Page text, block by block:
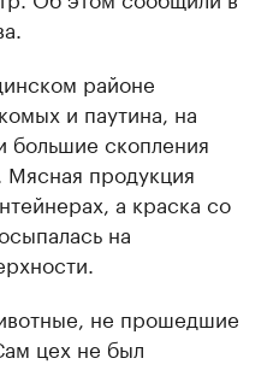
районе
и паутина, на
большие скопления
Мясная продукция
а краска со
на
не прошедшие
цех не был